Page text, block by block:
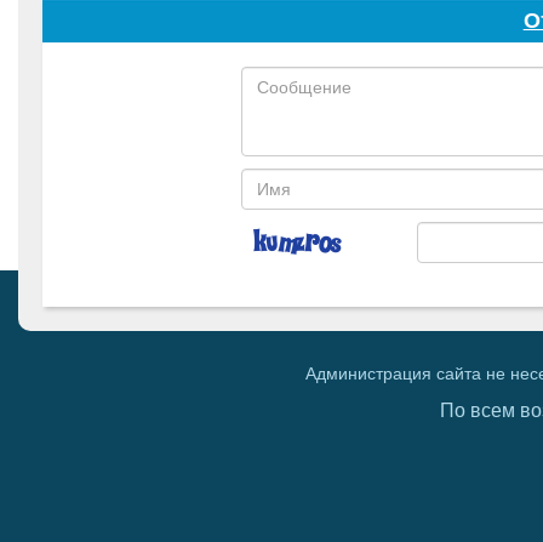
Администрация сайта не
По всем